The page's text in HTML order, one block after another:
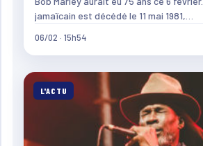
jamaïcain est décédé le 11 mai 1981,…
06/02 · 15h54
L'ACTU